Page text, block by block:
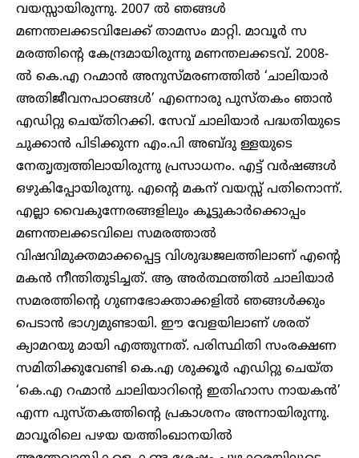
വയസ്സായിരുന്നു. 2007 ൽ ഞങ്ങൾ
മണന്തലക്കടവിലേക്ക് താമസം മാറ്റി. മാവൂർ സ
മരത്തിന്റെ കേന്ദ്രമായിരുന്നു മണന്തലക്കടവ്. 2008-
ൽ കെ.എ റഹ്മാൻ അനുസ്മരണത്തിൽ ‘ചാലിയാർ
അതിജീവനപാഠങ്ങൾ’ എന്നൊരു പുസ്തകം ഞാൻ
എഡിറ്റു ചെയ്തിറക്കി. സേവ് ചാലിയാർ പദ്ധതിയുടെ
ചുക്കാൻ പിടിക്കുന്ന എം.പി അബ്ദു ള്ളയുടെ
നേതൃത്വത്തിലായിരുന്നു പ്രസാധനം. എട്ട് വർഷങ്ങൾ
ഒഴുകിപ്പോയിരുന്നു. എന്റെ മകന് വയസ്സ് പതിനൊന്ന്.
എല്ലാ വൈകുന്നേരങ്ങളിലും കൂട്ടുകാർക്കൊപ്പം
മണന്തലക്കടവിലെ സമരത്താൽ
വിഷവിമുക്തമാക്കപ്പെട്ട വിശുദ്ധജലത്തിലാണ് എന്റെ
മകൻ നീന്തിതുടിച്ചത്. ആ അർത്ഥത്തിൽ ചാലിയാർ
സമരത്തിന്റെ ഗുണഭോക്താക്കളിൽ ഞങ്ങൾക്കും
പെടാൻ ഭാഗ്യമുണ്ടായി. ഈ വേളയിലാണ് ശരത്
ക്യാമറയു മായി എത്തുന്നത്. പരിസ്ഥിതി സംരക്ഷണ
സമിതിക്കുവേണ്ടി കെ.എ ശുക്കൂർ എഡിറ്റു ചെയ്ത
‘കെ.എ റഹ്മാൻ ചാലിയാറിന്റെ ഇതിഹാസ നായകൻ’
എന്ന പുസ്തകത്തിന്റെ പ്രകാശനം അന്നായിരുന്നു.
മാവൂരിലെ പഴയ യത്തിംഖാനയിൽ